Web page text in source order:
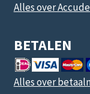
Alles over
BETALEN
Alles over